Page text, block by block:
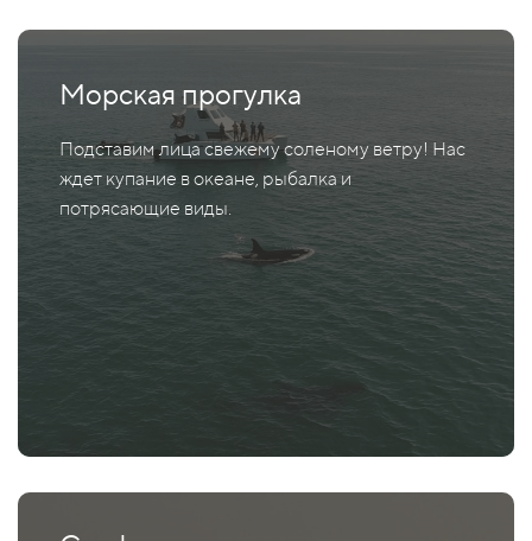
Морская прогулка
Подставим лица свежему соленому ветру! Нас
ждет купание в океане, рыбалка и
потрясающие виды.